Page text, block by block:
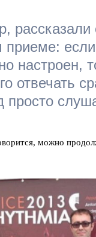
рассказали
приеме:
настроен,
отвечать
просто
можно